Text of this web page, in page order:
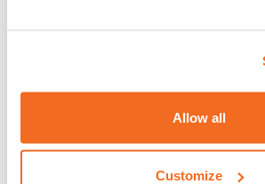
Allow all
Customize
A partire da sinistra: Cappuccio dello